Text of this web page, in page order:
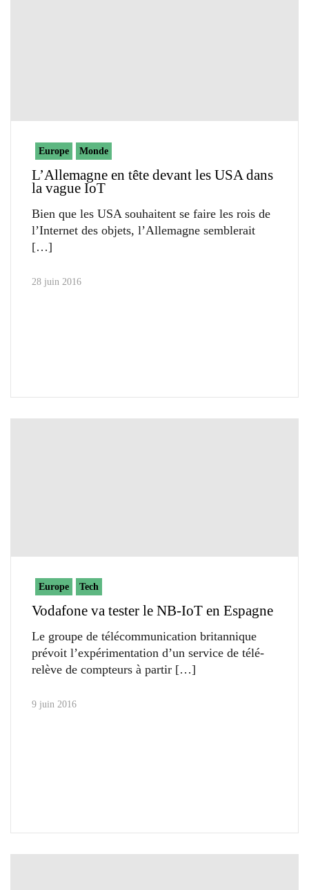
Europe Monde
L’Allemagne en tête devant les USA dans
la vague IoT
Bien que les USA souhaitent se faire les rois de
l’Internet des objets, l’Allemagne semblerait
28 juin 2016
Europe Tech
Vodafone va tester le NB-IoT en Espagne
Le groupe de télécommunication britannique
prévoit l’expérimentation d’un service de télé-
relève de compteurs à partir
9 juin 2016